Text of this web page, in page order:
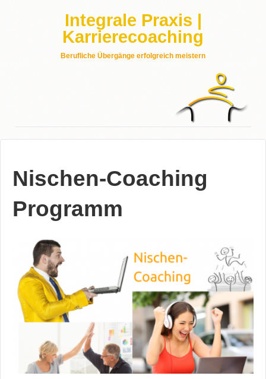
Integrale Praxis |
Karrierecoaching
Berufliche Übergänge erfolgreich meistern
Nischen-Coaching
Programm